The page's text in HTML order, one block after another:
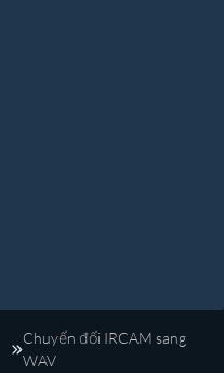
Chuyển đổi IRCAM sang
WAV